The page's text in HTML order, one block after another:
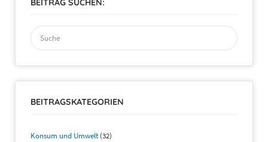
Suchen
nach:
BEITRAGSKATEGORIEN
Konsum und Umwelt(32)